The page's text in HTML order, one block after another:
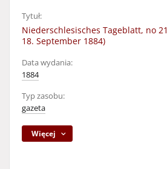
Tytuł:
Niederschlesisches Tageblatt, no
18. September 1884)
Data wydania:
1884
Typ zasobu:
gazeta
Więcej